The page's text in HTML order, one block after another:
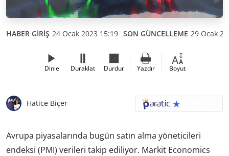
HABER GİRİŞ 24 Ocak 2023 15:19 SON GÜNCELLEME 29 Ocak
Dinle Duraklat Durdur Yazdır Boyut
Hatice Biçer
Avrupa piyasalarında bugün satın alma yöneticileri
endeksi (PMI) verileri takip ediliyor. Markit Economics